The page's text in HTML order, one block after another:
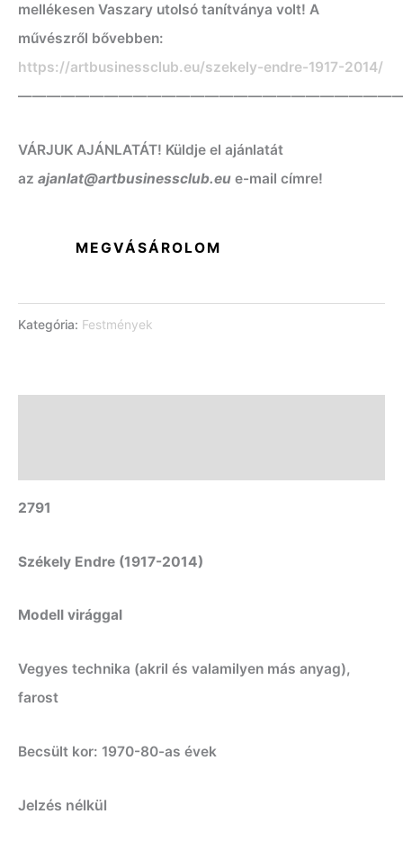
mellékesen Vaszary utolsó tanítványa volt! A
művészről bővebben:
https://artbusinessclub.eu/szekely-endre-1917-2014/
VÁRJUK AJÁNLATÁT! Küldje el ajánlatát
az ajanlat@artbusinessclub.eu e-mail címre!
MEGVÁSÁROLOM
Kategória: Festmények
2791
Székely Endre (1917-2014)
Modell virággal
Vegyes technika (akril és valamilyen más anyag),
farost
Becsült kor: 1970-80-as évek
Jelzés nélkül